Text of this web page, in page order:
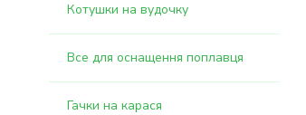
Котушки на вудочку
Все для оснащення поплавця
Гачки на карася